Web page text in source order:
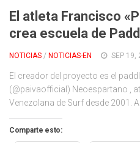
El atleta Francisco
crea escuela de
NOTICIAS / NOTICIAS-EN SEP 19,
El creador del proyecto es el
(@paivaofficial) Neoespartano ,
Venezolana de Surf desde 2001.
Comparte esto: